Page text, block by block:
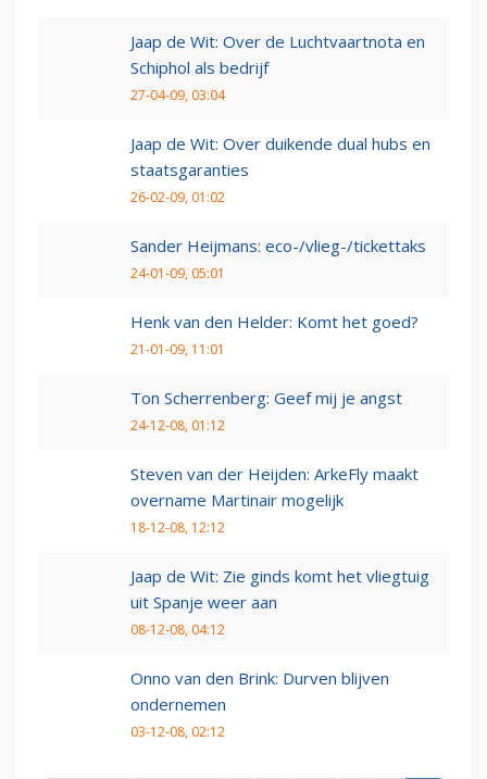
Jaap de Wit: Over de Luchtvaartnota en
Schiphol als bedrijf
27-04-09, 03:04
Jaap de Wit: Over duikende dual hubs en
staatsgaranties
26-02-09, 01:02
Sander Heijmans: eco-/vlieg-/tickettaks
24-01-09, 05:01
Henk van den Helder: Komt het goed?
21-01-09, 11:01
Ton Scherrenberg: Geef mij je angst
24-12-08, 01:12
Steven van der Heijden: ArkeFly maakt
overname Martinair mogelijk
18-12-08, 12:12
Jaap de Wit: Zie ginds komt het vliegtuig
uit Spanje weer aan
08-12-08, 04:12
Onno van den Brink: Durven blijven
ondernemen
03-12-08, 02:12